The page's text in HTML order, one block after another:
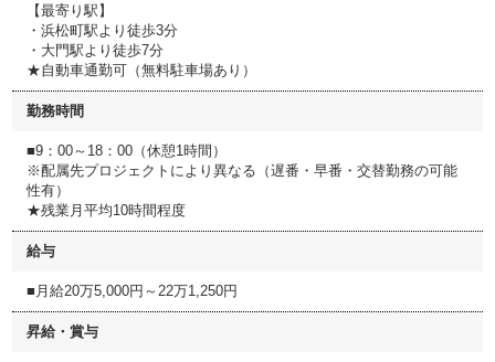
【最寄り駅】
・浜松町駅より徒歩3分
・大門駅より徒歩7分
★自動車通勤可（無料駐車場あり）
勤務時間
■9：00～18：00（休憩1時間）
※配属先プロジェクトにより異なる（遅番・早番・交替勤務の可能
性有）
★残業月平均10時間程度
給与
■月給20万5,000円～22万1,250円
昇給・賞与